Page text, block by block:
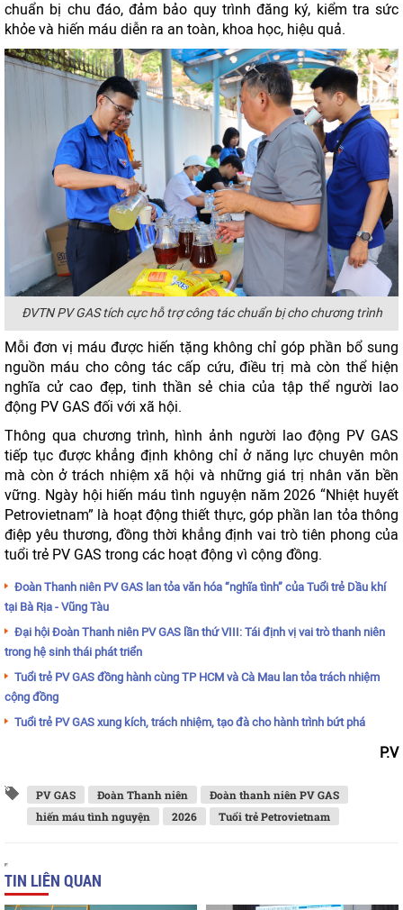
chuẩn bị chu đáo, đảm bảo quy trình đăng ký, kiểm tra sức
khỏe và hiến máu diễn ra an toàn, khoa học, hiệu quả.
ĐVTN PV GAS tích cực hỗ trợ công tác chuẩn bị cho chương trình
Mỗi đơn vị máu được hiến tặng không chỉ góp phần bổ sung
nguồn máu cho công tác cấp cứu, điều trị mà còn thể hiện
nghĩa cử cao đẹp, tinh thần sẻ chia của tập thể người lao
động PV GAS đối với xã hội.
Thông qua chương trình, hình ảnh người lao động PV GAS
tiếp tục được khẳng định không chỉ ở năng lực chuyên môn
mà còn ở trách nhiệm xã hội và những giá trị nhân văn bền
vững. Ngày hội hiến máu tình nguyện năm 2026 “Nhiệt huyết
Petrovietnam” là hoạt động thiết thực, góp phần lan tỏa thông
điệp yêu thương, đồng thời khẳng định vai trò tiên phong của
tuổi trẻ PV GAS trong các hoạt động vì cộng đồng.
Đoàn Thanh niên PV GAS lan tỏa văn hóa “nghĩa tình” của Tuổi trẻ Dầu khí
tại Bà Rịa - Vũng Tàu
Đại hội Đoàn Thanh niên PV GAS lần thứ VIII: Tái định vị vai trò thanh niên
trong hệ sinh thái phát triển
Tuổi trẻ PV GAS đồng hành cùng TP HCM và Cà Mau lan tỏa trách nhiệm
cộng đồng
Tuổi trẻ PV GAS xung kích, trách nhiệm, tạo đà cho hành trình bứt phá
P.V
PV GAS Đoàn Thanh niên
Đoàn thanh niên PV GAS
hiến máu tình nguyện
2026 Tuổi trẻ Petrovietnam
TIN LIÊN QUAN